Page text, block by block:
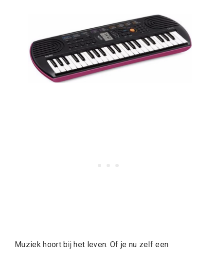
Muziek hoort bij het leven. Of je nu zelf een